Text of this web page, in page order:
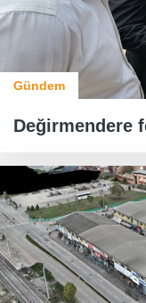
Gündem
Değirmendere